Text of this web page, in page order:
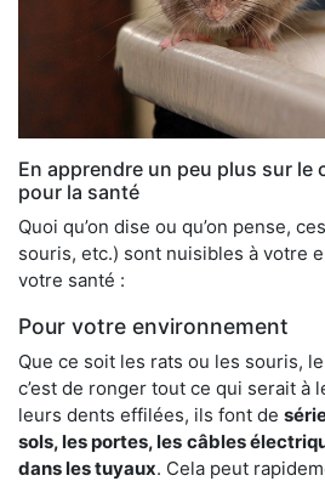
En apprendre un peu plus sur le
pour la santé
Quoi qu’on dise ou qu’on pense,
souris, etc.) sont nuisibles à votre
votre santé :
Pour votre environnement
Que ce soit les rats ou les souris,
c’est de ronger tout ce qui serait à
leurs dents effilées, ils font de
sols, les portes, les câbles
dans les tuyaux. Cela peut